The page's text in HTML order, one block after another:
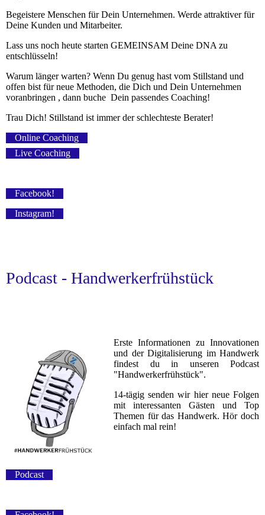
Begeistere Menschen für Dein Unternehmen. Werde attraktiver für
Deine Kunden und Mitarbeiter.
Lass uns noch heute starten GEMEINSAM Deine DNA zu
entschlüsseln!
Warum länger warten? Wenn Du genug hast vom Stillstand und
offen bist für neue Methoden, die Dich und Dein Unternehmen
voranbringen , dann buche Dein passendes Coaching!
Trau Dich! Stillstand ist immer der schlechteste Berater!
Online Coaching
Live Coaching
Facebook!
Instagram!
Podcast - Handwerkerfrühstück
Erste Informationen zu Innovationen
und der Digitalisierung im Handwerk
findest du in unseren Podcast
"Handwerkerfrühstück".
14-tägig senden wir hier neue Folgen
mit interessanten Gästen und Top
Themen für das Handwerk. Hör doch
einfach mal rein!
Podcast